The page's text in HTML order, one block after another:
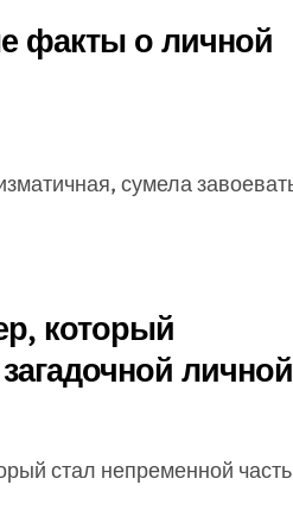
факты о личной
который
личной